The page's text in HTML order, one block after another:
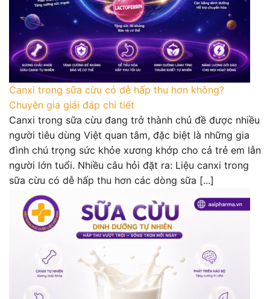
Canxi trong sữa cừu có dễ hấp thu hơn không?
Chuyên gia giải đáp chi tiết
Canxi trong sữa cừu đang trở thành chủ đề được nhiều
người tiêu dùng Việt quan tâm, đặc biệt là những gia
đình chú trọng sức khỏe xương khớp cho cả trẻ em lẫn
người lớn tuổi. Nhiều câu hỏi đặt ra: Liệu canxi trong
sữa cừu có dễ hấp thu hơn các dòng sữa [...]